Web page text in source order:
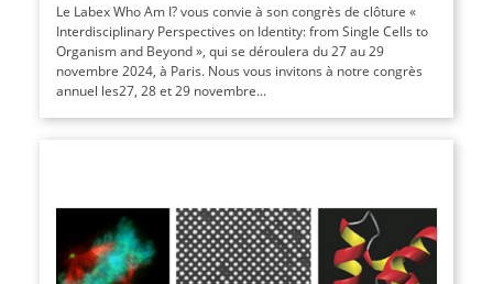
Le Labex Who Am I? vous convie à son congrès de clôture «
Interdisciplinary Perspectives on Identity: from Single Cells to
Organism and Beyond », qui se déroulera du 27 au 29
novembre 2024, à Paris. Nous vous invitons à notre congrès
annuel les27, 28 et 29 novembre...